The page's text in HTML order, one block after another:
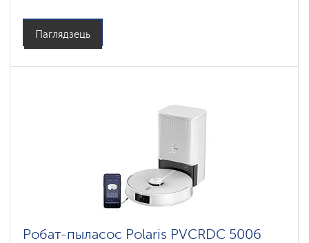
Бакавыя шчоткі: 1
Паглядзець
Робат-пыласос Polaris PVCRDC 5006